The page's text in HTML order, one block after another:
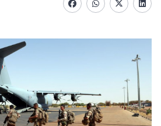
FacebookwhatsappTwitter